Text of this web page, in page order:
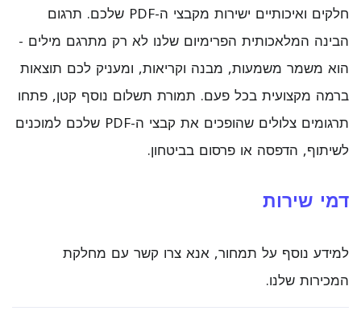
חלקים ואיכותיים ישירות מקבצי ה-PDF שלכם. תרגום
הבינה המלאכותית הפרימיום שלנו לא רק מתרגם מילים -
הוא משמר משמעות, מבנה וקריאות, ומעניק לכם תוצאות
ברמה מקצועית בכל פעם. תמורת תשלום נוסף קטן, פתחו
תרגומים צלולים שהופכים את קבצי ה-PDF שלכם למוכנים
לשיתוף, הדפסה או פרסום בביטחון.
דמי שירות
למידע נוסף על תמחור, אנא צרו קשר עם מחלקת
המכירות שלנו.